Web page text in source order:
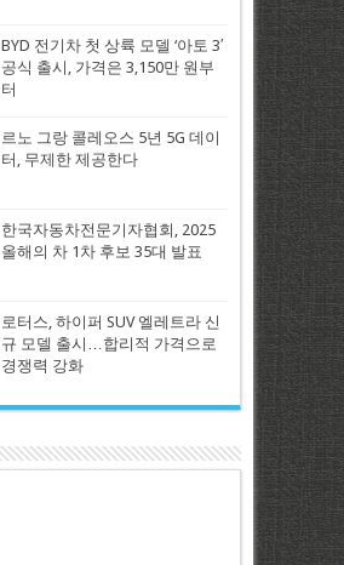
BYD 전기차 첫 상륙 모델 ‘아토 3′
공식 출시, 가격은 3,150만 원부
터
르노 그랑 콜레오스 5년 5G 데이
터, 무제한 제공한다
한국자동차전문기자협회, 2025
올해의 차 1차 후보 35대 발표
로터스, 하이퍼 SUV 엘레트라 신
규 모델 출시…합리적 가격으로
경쟁력 강화